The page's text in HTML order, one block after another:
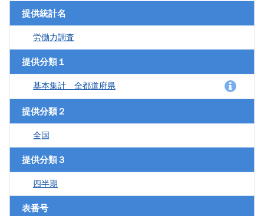
提供統計名
労働力調査
提供分類１
基本集計 全都道府県
提供分類２
全国
提供分類３
四半期
表番号